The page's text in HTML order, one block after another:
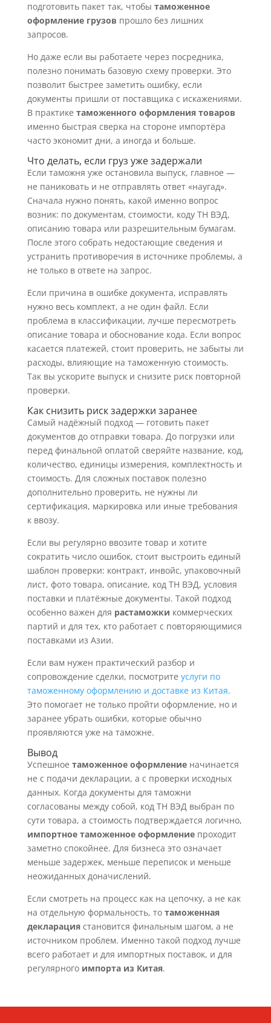
подготовить пакет так, чтобы таможенное
оформление грузов прошло без лишних
запросов.
Но даже если вы работаете через посредника,
полезно понимать базовую схему проверки. Это
позволит быстрее заметить ошибку, если
документы пришли от поставщика с искажениями.
В практике таможенного оформления товаров
именно быстрая сверка на стороне импортёра
часто экономит дни, а иногда и больше.
Что делать, если груз уже задержали
Если таможня уже остановила выпуск, главное —
не паниковать и не отправлять ответ «наугад».
Сначала нужно понять, какой именно вопрос
возник: по документам, стоимости, коду ТН ВЭД,
описанию товара или разрешительным бумагам.
После этого собрать недостающие сведения и
устранить противоречия в источнике проблемы, а
не только в ответе на запрос.
Если причина в ошибке документа, исправлять
нужно весь комплект, а не один файл. Если
проблема в классификации, лучше пересмотреть
описание товара и обоснование кода. Если вопрос
касается платежей, стоит проверить, не забыты ли
расходы, влияющие на таможенную стоимость.
Так вы ускорите выпуск и снизите риск повторной
проверки.
Как снизить риск задержки заранее
Самый надёжный подход — готовить пакет
документов до отправки товара. До погрузки или
перед финальной оплатой сверяйте название, код,
количество, единицы измерения, комплектность и
стоимость. Для сложных поставок полезно
дополнительно проверить, не нужны ли
сертификация, маркировка или иные требования
к ввозу.
Если вы регулярно ввозите товар и хотите
сократить число ошибок, стоит выстроить единый
шаблон проверки: контракт, инвойс, упаковочный
лист, фото товара, описание, код ТН ВЭД, условия
поставки и платёжные документы. Такой подход
особенно важен для растаможки коммерческих
партий и для тех, кто работает с повторяющимися
поставками из Азии.
Если вам нужен практический разбор и
сопровождение сделки, посмотрите услуги по
таможенному оформлению и доставке из Китая.
Это помогает не только пройти оформление, но и
заранее убрать ошибки, которые обычно
проявляются уже на таможне.
Вывод
Успешное таможенное оформлениеначинается
не с подачи декларации, а с проверки исходных
данных. Когда документы для таможни
согласованы между собой, код ТН ВЭД выбран по
сути товара, а стоимость подтверждается логично,
импортное таможенное оформлениепроходит
заметно спокойнее. Для бизнеса это означает
меньше задержек, меньше переписок и меньше
неожиданных доначислений.
Если смотреть на процесс как на цепочку, а не как
на отдельную формальность, то таможенная
декларациястановится финальным шагом, а не
источником проблем. Именно такой подход лучше
всего работает и для импортных поставок, и для
регулярного импорта из Китая.